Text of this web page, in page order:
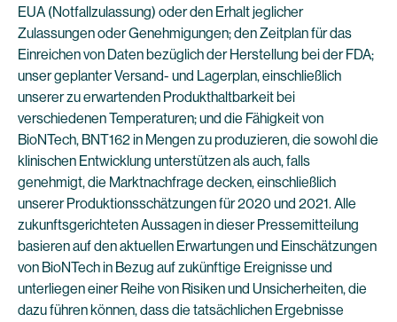
EUA (Notfallzulassung) oder den Erhalt jeglicher
Zulassungen oder Genehmigungen; den Zeitplan für das
Einreichen von Daten bezüglich der Herstellung bei der FDA;
unser geplanter Versand- und Lagerplan, einschließlich
unserer zu erwartenden Produkthaltbarkeit bei
verschiedenen Temperaturen; und die Fähigkeit von
BioNTech, BNT162 in Mengen zu produzieren, die sowohl die
klinischen Entwicklung unterstützen als auch, falls
genehmigt, die Marktnachfrage decken, einschließlich
unserer Produktionsschätzungen für 2020 und 2021. Alle
zukunftsgerichteten Aussagen in dieser Pressemitteilung
basieren auf den aktuellen Erwartungen und Einschätzungen
von BioNTech in Bezug auf zukünftige Ereignisse und
unterliegen einer Reihe von Risiken und Unsicherheiten, die
dazu führen können, dass die tatsächlichen Ergebnisse